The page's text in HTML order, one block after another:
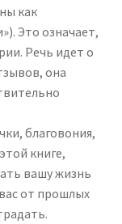
как
Это означает,
Речь идет о
она
благовония,
книге,
вашу жизнь
от прошлых